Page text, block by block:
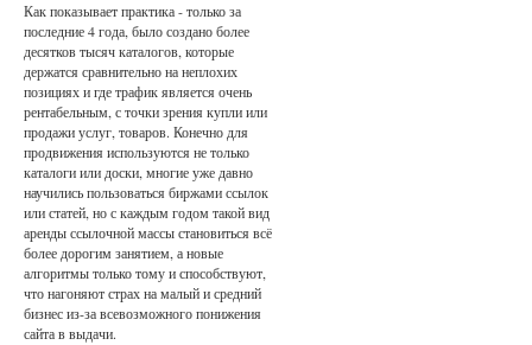
Как показывает практика - только за
последние 4 года, было создано более
десятков тысяч каталогов, которые
держатся сравнительно на неплохих
позициях и где трафик является очень
рентабельным, с точки зрения купли или
продажи услуг, товаров. Конечно для
продвижения используются не только
каталоги или доски, многие уже давно
научились пользоваться биржами ссылок
или статей, но с каждым годом такой вид
аренды ссылочной массы становиться всё
более дорогим занятием, а новые
алгоритмы только тому и способствуют,
что нагоняют страх на малый и средний
бизнес из-за всевозможного понижения
сайта в выдачи.